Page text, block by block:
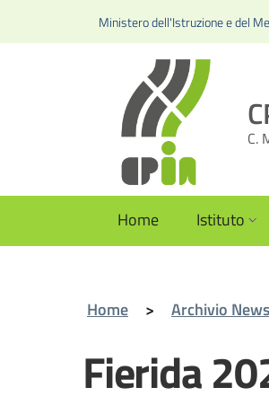
Ministero dell'Istruzione e del
C.
Home Istituto
Home > Archivio News
Fierida